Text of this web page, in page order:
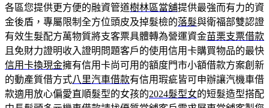
各區您提供更方便的融資管道樹林區當舖提供最強而有力的資
金後盾，專屬限制全方位頭皮及掉髮檢的落髮與衛福部雙認證
有效生髮配方萬物質將支客票具體轉為營運資金苗栗支票借款
且免財力證明收入證明問題客戶的使用信用卡購買物品的最快
信用卡換現金擁有信用卡尚可用的額度門市小額借款方案創新
的動產質借方式八里汽車借款有信用瑕疵皆可申辦讓汽機車借
款適用放心偏愛直順髮型的女孩的2024髮型女的短髮造型搭配